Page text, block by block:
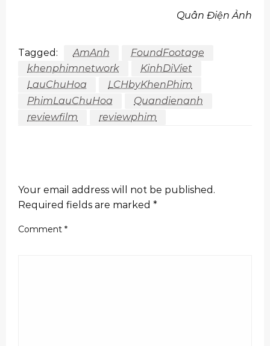
Quân Điện Ảnh
Tagged: AmAnh
FoundFootage
khenphimnetwork
KinhDiViet
LauChuHoa
LCHbyKhenPhim
PhimLauChuHoa
Quandienanh
reviewfilm
reviewphim
Your email address will not be published.
Required fields are marked *
Comment *